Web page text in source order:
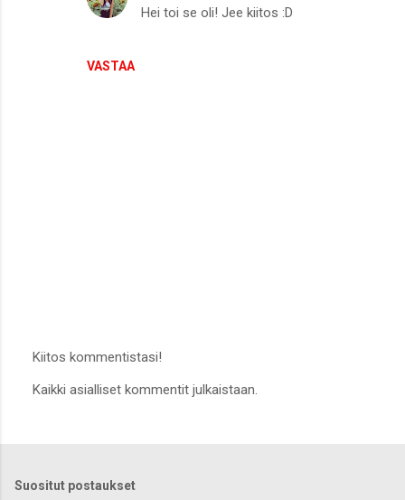
VASTAA
Hei toi se oli! Jee kiitos :D
ä
o
Kiitos kommentistasi!
Kaikki asialliset kommentit julkaistaan.
Suositut postaukset